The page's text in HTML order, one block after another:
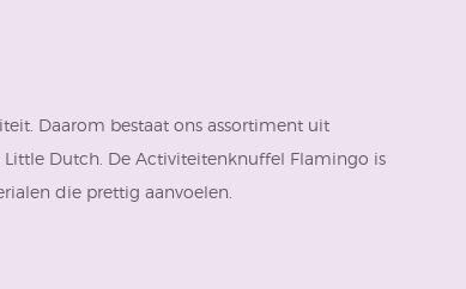
Daarom bestaat ons assortiment uit
Dutch. De Activiteitenknuffel Flamingo is
die prettig aanvoelen.